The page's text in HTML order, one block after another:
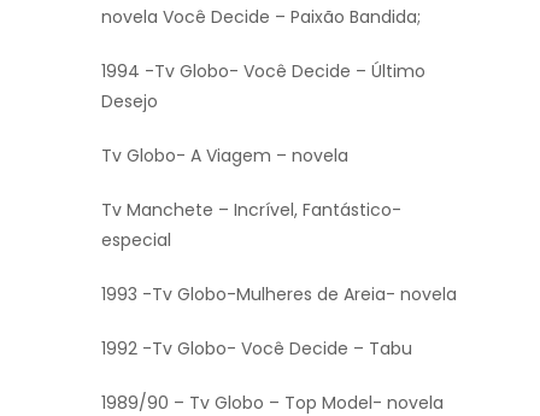
novela Você Decide – Paixão Bandida;
1994 -Tv Globo- Você Decide – Último
Desejo
Tv Globo- A Viagem – novela
Tv Manchete – Incrível, Fantástico-
especial
1993 -Tv Globo-Mulheres de Areia- novela
1992 -Tv Globo- Você Decide – Tabu
1989/90 – Tv Globo – Top Model- novela